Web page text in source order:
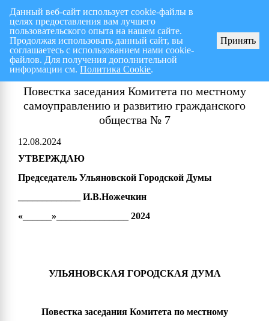
Перспективный план работ на I полугодие 2026 г.
Повестка заседания Комитета по местному
самоуправлению и развитию гражданского
общества № 7
12.08.2024
УТВЕРЖДАЮ
Председатель Ульяновской Городской Думы
_____________ И.В.Ножечкин
«______»_______________ 2024
УЛЬЯНОВСКАЯ ГОРОДСКАЯ ДУМА
Повестка заседания Комитета по местному
Данный веб-сайт использует cookie-файлы в
целях предоставления вам лучшего
пользовательского опыта на нашем сайте.
Продолжая использовать данный сайт, вы
соглашаетесь с использованием нами cookie-
файлов. Для получения дополнительной
информации см.Политика Cookie.
Принять